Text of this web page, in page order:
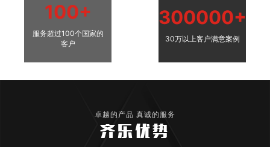
100+
服务超过100个国家的
客户
300000+
30万以上客户满意案例
卓越的产品 真诚的服务
齐乐优势